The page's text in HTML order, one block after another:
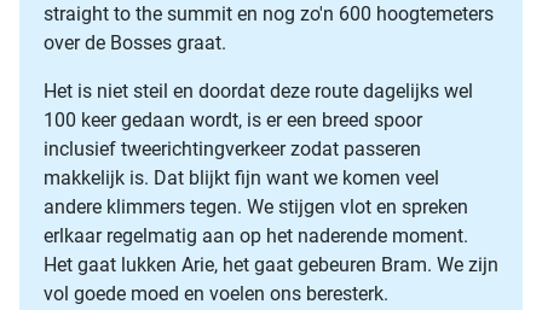
straight to the summit en nog zo'n 600 hoogtemeters
over de Bosses graat.
Het is niet steil en doordat deze route dagelijks wel
100 keer gedaan wordt, is er een breed spoor
inclusief tweerichtingverkeer zodat passeren
makkelijk is. Dat blijkt fijn want we komen veel
andere klimmers tegen. We stijgen vlot en spreken
erlkaar regelmatig aan op het naderende moment.
Het gaat lukken Arie, het gaat gebeuren Bram. We zijn
vol goede moed en voelen ons beresterk.